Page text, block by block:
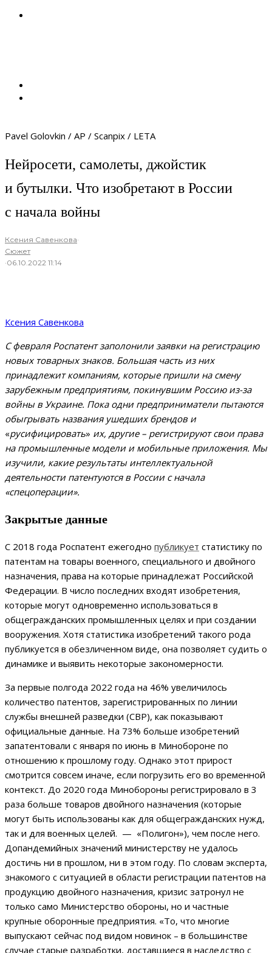
Pavel Golovkin / AP / Scanpix / LETA
Нейросети, самолеты, джойстик
и бутылки. Что изобретают в России
с начала войны
Ксения Савенкова·
Сюжет
·06.10.2022 11:14
Ксения Савенкова
С февраля Роспатент заполонили заявки на регистрацию
новых товарных знаков. Большая часть из них
принадлежит компаниям, которые пришли на смену
зарубежным предприятиям, покинувшим Россию из-за
войны в Украине. Пока одни предприниматели пытаются
обыгрывать названия ушедших брендов и
«русифицировать» их, другие – регистрируют свои права
на промышленные модели и мобильные приложения. Мы
изучили, какие результаты интеллектуальной
деятельности патентуются в России с начала
«спецоперации».
Закрытые данные
С 2018 года Роспатент ежегодно публикует статистику по
патентам на товары военного, специального и двойного
назначения, права на которые принадлежат Российской
Федерации. В число последних входят изобретения,
которые могут одновременно использоваться в
общегражданских промышленных целях и при создании
вооружения. Хотя статистика изобретений такого рода
публикуется в обезличенном виде, она позволяет судить о
динамике и выявить некоторые закономерности.
За первые полгода 2022 года на 46% увеличилось
количество патентов, зарегистрированных по линии
службы внешней разведки (СВР), как показывают
официальные данные. На 73% больше изобретений
запатентовали с января по июнь в Минобороне по
отношению к прошлому году. Однако этот прирост
смотрится совсем иначе, если погрузить его во временной
контекст. До 2020 года Минобороны регистрировало в 3
раза больше товаров двойного назначения (которые
могут быть использованы как для общегражданских нужд,
так и для военных целей. — «Полигон»), чем после него.
Допандемийных значений министерству не удалось
достичь ни в прошлом, ни в этом году. По словам эксперта,
знакомого с ситуацией в области регистрации патентов на
продукцию двойного назначения, кризис затронул не
только само Министерство обороны, но и частные
крупные оборонные предприятия. «То, что многие
выпускают сейчас под видом новинок – в большинстве
случае старые разработки, доставшиеся в наследство с